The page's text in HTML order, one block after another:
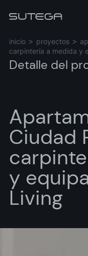
inicio proyectos
carpintería a medida y
Detalle del
Ciudad
y
Living
Nombre*
Correo*